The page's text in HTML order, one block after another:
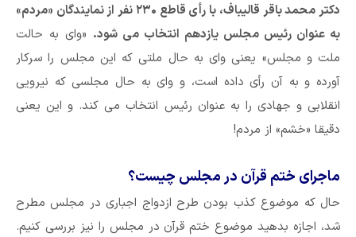
دکتر محمد باقر قالیباف، با رأی قاطع ۲۳۰ نفر از نمایندگان «مردم»
به عنوان رئیس مجلس یازدهم انتخاب می شود. «وای به حالت
ملت و مجلس» یعنی وای به حال ملتی که این مجلس را سرکار
آورده و به آن رأی داده است، و وای به حال مجلسی که نیرویی
انقلابی و جهادی را به عنوان رئیس انتخاب می کند. و این یعنی
دقیقا «خشم» از مردم!
ماجرای ختم قرآن در مجلس چیست؟
حال که موضوع کذب بودن طرح ازدواج اجباری در مجلس مطرح
شد، اجازه بدهید موضوع ختم قرآن در مجلس را نیز بررسی کنیم.